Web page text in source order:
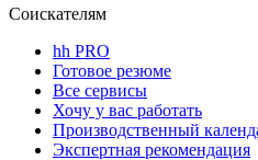
Соискателям
hh PRO
Готовое резюме
Все сервисы
Хочу у вас работать
Производственный
Экспертная рекомендация